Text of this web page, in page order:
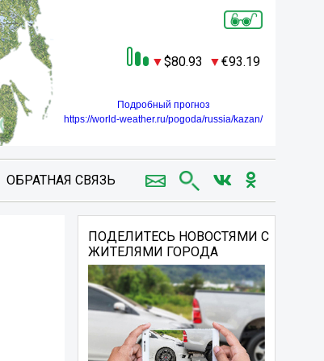
80.93 93.19
Подробный прогноз
https://world-weather.ru/pogoda/russia/kazan/
ОБРАТНАЯ СВЯЗЬ
ПОДЕЛИТЕСЬ НОВОСТЯМИ С
ЖИТЕЛЯМИ ГОРОДА